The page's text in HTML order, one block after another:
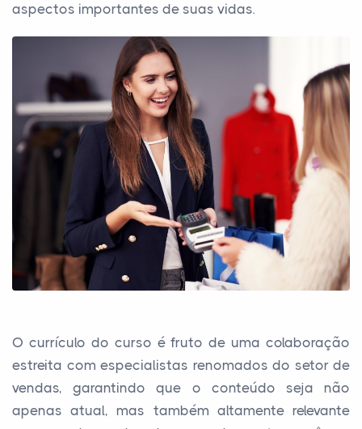
aspectos importantes de suas vidas.
O currículo do curso é fruto de uma colaboração
estreita com especialistas renomados do setor de
vendas, garantindo que o conteúdo seja não
apenas atual, mas também altamente relevante